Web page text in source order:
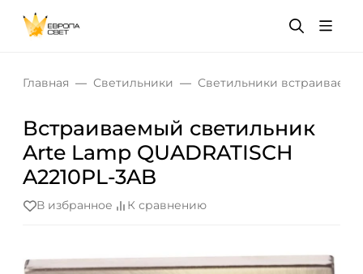
Главная Светильники Светильники
Встраиваемый светильник
Arte Lamp QUADRATISCH
A2210PL-3AB
В избранное К сравнению